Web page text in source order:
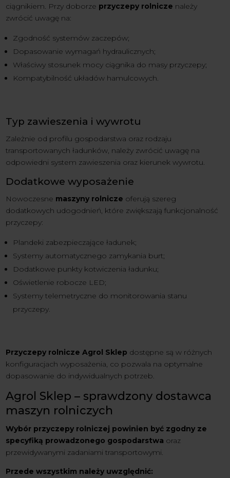
ciągnikiem. Przy doborze przyczepy rolnicze należy
zwrócić uwagę na:
Zgodność systemów zaczepów;
Dopasowanie wymagań hydraulicznych;
Właściwy stosunek mocy ciągnika do masy przyczepy;
Kompatybilność układów hamulcowych.
Typ zawieszenia i wywrotu
Zależnie od profilu gospodarstwa oraz rodzaju
transportowanych ładunków, należy zwrócić uwagę na
odpowiedni system zawieszenia oraz kierunek wywrotu.
Dodatkowe wyposażenie
Nowoczesne maszyny rolnicze oferują szereg
dodatkowych udogodnień, które zwiększają funkcjonalność
przyczepy:
Plandeki zabezpieczające ładunek;
Systemy automatycznego zamykania burt;
Dodatkowe punkty kotwiczenia ładunku;
Oświetlenie robocze LED;
Systemy telemetryczne do monitorowania stanu
przyczepy.
Przyczepy rolnicze Agrol Sklep dostępne są w różnych
konfiguracjach wyposażenia, co pozwala na optymalne
dopasowanie do indywidualnych potrzeb.
Agrol Sklep – sprawdzony dostawca
maszyn rolniczych
Wybór przyczepy rolniczej powinien być zgodny ze
specyfiką prowadzonego gospodarstwa oraz
przewidywanymi zadaniami transportowymi.
Przede wszystkim należy uwzględnić: